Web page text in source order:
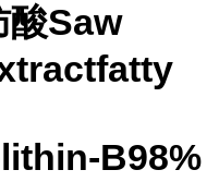
酸Saw
B98%